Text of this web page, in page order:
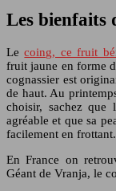
Les bienfaits
Lecoing, ce fruit
fruit jaune en forme
cognassier est
de haut. Au
choisir, sachez que
agréable et que sa
facilement en frottant.
En France on
Géant de Vranja, le